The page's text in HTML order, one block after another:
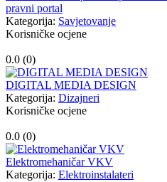
pravni portal
Kategorija: Savjetovanje
Korisničke ocjene
0.0 (0)
DIGITAL MEDIA DESIGN
Kategorija: Dizajneri
Korisničke ocjene
0.0 (0)
Elektromehaničar VKV
Kategorija: Elektroinstalateri